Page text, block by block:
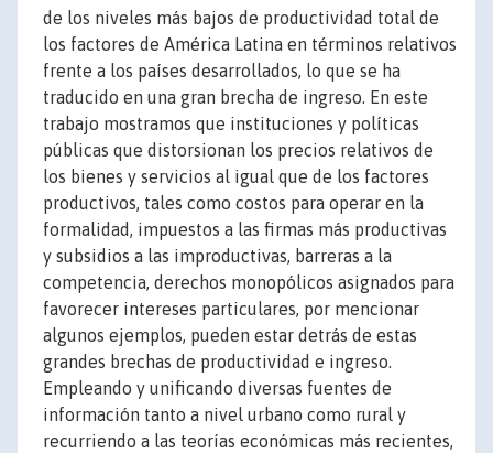
de los niveles más bajos de productividad total de
los factores de América Latina en términos relativos
frente a los países desarrollados, lo que se ha
traducido en una gran brecha de ingreso. En este
trabajo mostramos que instituciones y políticas
públicas que distorsionan los precios relativos de
los bienes y servicios al igual que de los factores
productivos, tales como costos para operar en la
formalidad, impuestos a las firmas más productivas
y subsidios a las improductivas, barreras a la
competencia, derechos monopólicos asignados para
favorecer intereses particulares, por mencionar
algunos ejemplos, pueden estar detrás de estas
grandes brechas de productividad e ingreso.
Empleando y unificando diversas fuentes de
información tanto a nivel urbano como rural y
recurriendo a las teorías económicas más recientes,